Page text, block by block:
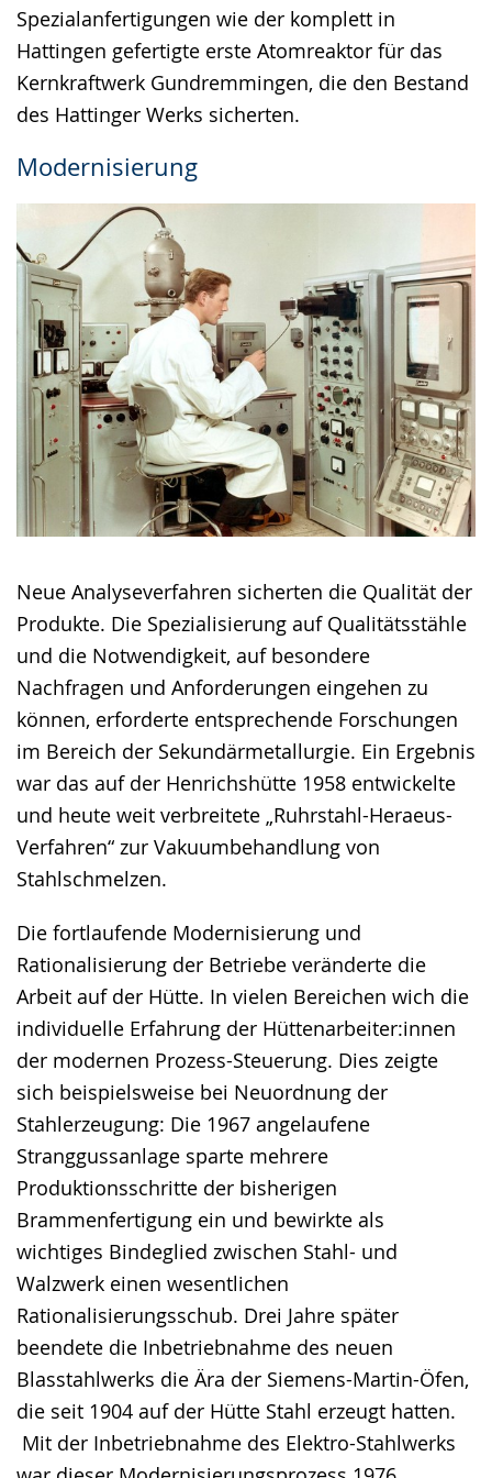
Spezialanfertigungen wie der komplett in
Hattingen gefertigte erste Atomreaktor für das
Kernkraftwerk Gundremmingen, die den Bestand
des Hattinger Werks sicherten.
Modernisierung
Neue Analyseverfahren sicherten die Qualität der
Produkte. Die Spezialisierung auf Qualitätsstähle
und die Notwendigkeit, auf besondere
Nachfragen und Anforderungen eingehen zu
können, erforderte entsprechende Forschungen
im Bereich der Sekundärmetallurgie. Ein Ergebnis
war das auf der Henrichshütte 1958 entwickelte
und heute weit verbreitete „Ruhrstahl-Heraeus-
Verfahren“ zur Vakuumbehandlung von
Stahlschmelzen.
Die fortlaufende Modernisierung und
Rationalisierung der Betriebe veränderte die
Arbeit auf der Hütte. In vielen Bereichen wich die
individuelle Erfahrung der Hüttenarbeiter:innen
der modernen Prozess-Steuerung. Dies zeigte
sich beispielsweise bei Neuordnung der
Stahlerzeugung: Die 1967 angelaufene
Stranggussanlage sparte mehrere
Produktionsschritte der bisherigen
Brammenfertigung ein und bewirkte als
wichtiges Bindeglied zwischen Stahl- und
Walzwerk einen wesentlichen
Rationalisierungsschub. Drei Jahre später
beendete die Inbetriebnahme des neuen
Blasstahlwerks die Ära der Siemens-Martin-Öfen,
die seit 1904 auf der Hütte Stahl erzeugt hatten.
Mit der Inbetriebnahme des Elektro-Stahlwerks